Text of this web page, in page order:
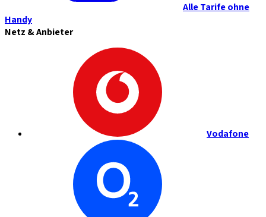
Alle Tarife ohne
Handy
Netz & Anbieter
Vodafone